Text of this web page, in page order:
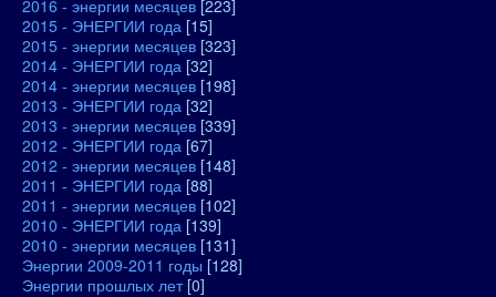
2016 - энергии месяцев [223]
2015 - ЭНЕРГИИ года [15]
2015 - энергии месяцев [323]
2014 - ЭНЕРГИИ года [32]
2014 - энергии месяцев [198]
2013 - ЭНЕРГИИ года [32]
2013 - энергии месяцев [339]
2012 - ЭНЕРГИИ года [67]
2012 - энергии месяцев [148]
2011 - ЭНЕРГИИ года [88]
2011 - энергии месяцев [102]
2010 - ЭНЕРГИИ года [139]
2010 - энергии месяцев [131]
Энергии 2009-2011 годы [128]
Энергии прошлых лет [0]